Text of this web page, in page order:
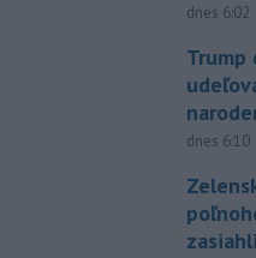
dnes 6:02
Trump
dnes 6:10